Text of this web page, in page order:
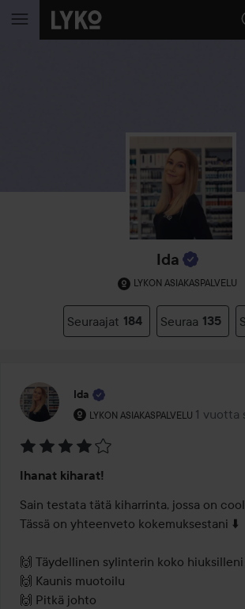
SIIRTYÄ JHK SISÄLTÖÖN
Ida
LYKON ASIAKASPALVELU
Seuraajat 184 Seuraa 135
Ida
LYKON ASIAKASPALVELU
Käyttäjän rooli: Lykon 1 vuotta
Viesti
4
/
5
Ihanat kiharat!
Sain testata tätä kiharrinta, jossa on
Tässä on yhteenveto kokemuksestani ⬇️
🙌 Täydellinen sylinterin koko hiuksilleni
🙌 Kaunis muotoilu
🙌 Pitkä johto